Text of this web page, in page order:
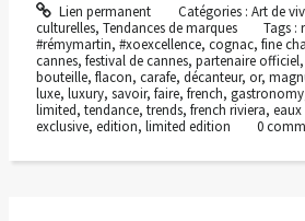
Lien permanent Catégories : Art de
culturelles, Tendances de marques Tags :
#rémymartin, #xoexcellence, cognac, fine
cannes, festival de cannes, partenaire officiel,
bouteille, flacon, carafe, décanteur, or,
luxe, luxury, savoir, faire, french, gastronomy
limited, tendance, trends, french riviera, eaux
exclusive, edition, limited edition 0